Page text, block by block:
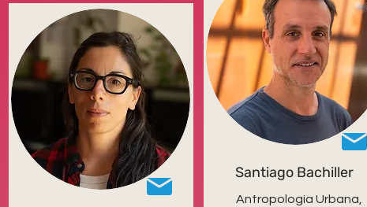
Santiago Bachiller
Antropología Urbana,